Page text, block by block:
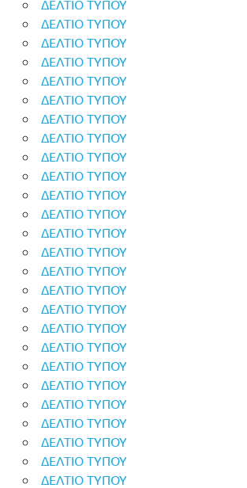
ΔΕΛΤΙΟ ΤΥΠΟΥ
ΔΕΛΤΙΟ ΤΥΠΟΥ
ΔΕΛΤΙΟ ΤΥΠΟΥ
ΔΕΛΤΙΟ ΤΥΠΟΥ
ΔΕΛΤΙΟ ΤΥΠΟΥ
ΔΕΛΤΙΟ ΤΥΠΟΥ
ΔΕΛΤΙΟ ΤΥΠΟΥ
ΔΕΛΤΙΟ ΤΥΠΟΥ
ΔΕΛΤΙΟ ΤΥΠΟΥ
ΔΕΛΤΙΟ ΤΥΠΟΥ
ΔΕΛΤΙΟ ΤΥΠΟΥ
ΔΕΛΤΙΟ ΤΥΠΟΥ
ΔΕΛΤΙΟ ΤΥΠΟΥ
ΔΕΛΤΙΟ ΤΥΠΟΥ
ΔΕΛΤΙΟ ΤΥΠΟΥ
ΔΕΛΤΙΟ ΤΥΠΟΥ
ΔΕΛΤΙΟ ΤΥΠΟΥ
ΔΕΛΤΙΟ ΤΥΠΟΥ
ΔΕΛΤΙΟ ΤΥΠΟΥ
ΔΕΛΤΙΟ ΤΥΠΟΥ
ΔΕΛΤΙΟ ΤΥΠΟΥ
ΔΕΛΤΙΟ ΤΥΠΟΥ
ΔΕΛΤΙΟ ΤΥΠΟΥ
ΔΕΛΤΙΟ ΤΥΠΟΥ
ΔΕΛΤΙΟ ΤΥΠΟΥ
ΔΕΛΤΙΟ ΤΥΠΟΥ